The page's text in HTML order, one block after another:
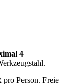
4
pro Person. Freie